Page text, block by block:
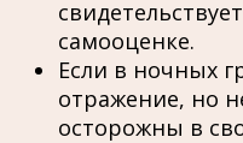
самооценке.
Если в ночных
отражение, но
осторожны в